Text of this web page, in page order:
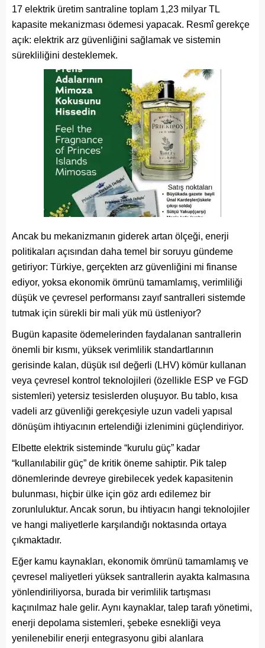
17 elektrik üretim santraline toplam 1,23 milyar TL
kapasite mekanizması ödemesi yapacak. Resmî gerekçe
açık: elektrik arz güvenliğini sağlamak ve sistemin
sürekliliğini desteklemek.
Ancak bu mekanizmanın giderek artan ölçeği, enerji
politikaları açısından daha temel bir soruyu gündeme
getiriyor: Türkiye, gerçekten arz güvenliğini mi finanse
ediyor, yoksa ekonomik ömrünü tamamlamış, verimliliği
düşük ve çevresel performansı zayıf santralleri sistemde
tutmak için sürekli bir mali yük mü üstleniyor?
Bugün kapasite ödemelerinden faydalanan santrallerin
önemli bir kısmı, yüksek verimlilik standartlarının
gerisinde kalan, düşük ısıl değerli (LHV) kömür kullanan
veya çevresel kontrol teknolojileri (özellikle ESP ve FGD
sistemleri) yetersiz tesislerden oluşuyor. Bu tablo, kısa
vadeli arz güvenliği gerekçesiyle uzun vadeli yapısal
dönüşüm ihtiyacının ertelendiği izlenimini güçlendiriyor.
Elbette elektrik sisteminde “kurulu güç” kadar
“kullanılabilir güç” de kritik öneme sahiptir. Pik talep
dönemlerinde devreye girebilecek yedek kapasitenin
bulunması, hiçbir ülke için göz ardı edilemez bir
zorunluluktur. Ancak sorun, bu ihtiyacın hangi teknolojiler
ve hangi maliyetlerle karşılandığı noktasında ortaya
çıkmaktadır.
Eğer kamu kaynakları, ekonomik ömrünü tamamlamış ve
çevresel maliyetleri yüksek santrallerin ayakta kalmasına
yönlendiriliyorsa, burada bir verimlilik tartışması
kaçınılmaz hale gelir. Aynı kaynaklar, talep tarafı yönetimi,
enerji depolama sistemleri, şebeke esnekliği veya
yenilenebilir enerji entegrasyonu gibi alanlara